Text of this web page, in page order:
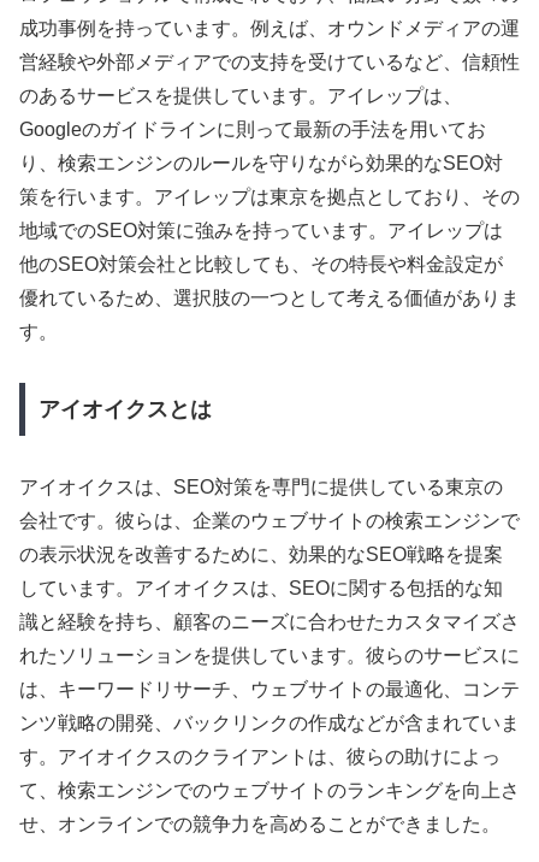
成功事例を持っています。例えば、オウンドメディアの運
営経験や外部メディアでの支持を受けているなど、信頼性
のあるサービスを提供しています。アイレップは、
Googleのガイドラインに則って最新の手法を用いてお
り、検索エンジンのルールを守りながら効果的なSEO対
策を行います。アイレップは東京を拠点としており、その
地域でのSEO対策に強みを持っています。アイレップは
他のSEO対策会社と比較しても、その特長や料金設定が
優れているため、選択肢の一つとして考える価値がありま
す。
アイオイクスとは
アイオイクスは、SEO対策を専門に提供している東京の
会社です。彼らは、企業のウェブサイトの検索エンジンで
の表示状況を改善するために、効果的なSEO戦略を提案
しています。アイオイクスは、SEOに関する包括的な知
識と経験を持ち、顧客のニーズに合わせたカスタマイズさ
れたソリューションを提供しています。彼らのサービスに
は、キーワードリサーチ、ウェブサイトの最適化、コンテ
ンツ戦略の開発、バックリンクの作成などが含まれていま
す。アイオイクスのクライアントは、彼らの助けによっ
て、検索エンジンでのウェブサイトのランキングを向上さ
せ、オンラインでの競争力を高めることができました。